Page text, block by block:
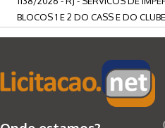
BLOCOS 1 E 2 DO CASS E DO